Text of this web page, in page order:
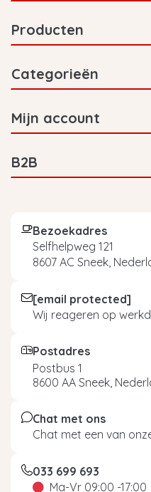
Producten
Categorieën
Mijn account
B2B
Bezoekadres
Selfhelpweg 121
8607 AC Sneek,
[email protected]
Wij reageren op
Postadres
Postbus 1
8600 AA Sneek,
Chat met ons
Chat met een van
033 699 693
Ma-Vr 09:00 -17:00